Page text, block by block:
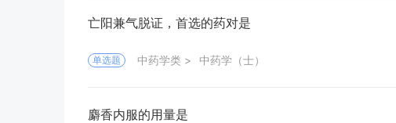
亡阳兼气脱证，首选的药对是
单选题 中药学类 中药学（士）
麝香内服的用量是